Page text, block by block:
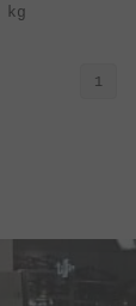
kg
1